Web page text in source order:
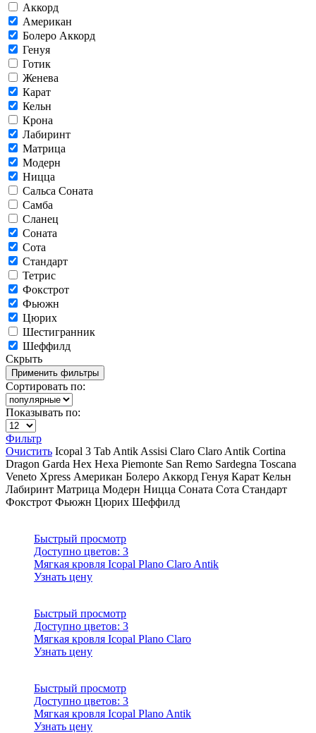
Аккорд
Американ
Болеро Аккорд
Генуя
Готик
Женева
Карат
Кельн
Крона
Лабиринт
Матрица
Модерн
Ницца
Сальса Соната
Самба
Сланец
Соната
Сота
Стандарт
Тетрис
Фокстрот
Фьюжн
Цюрих
Шестигранник
Шеффилд
Скрыть
Сортировать по:
Показывать по:
Фильтр
Очистить Icopal 3 Tab Antik Assisi Claro Claro Antik Cortina
Dragon Garda Hex Hexa Piemonte San Remo Sardegna Toscana
Veneto Xpress Американ Болеро Аккорд Генуя Карат Кельн
Лабиринт Матрица Модерн Ницца Соната Сота Стандарт
Фокстрот Фьюжн Цюрих Шеффилд
Быстрый просмотр
Доступно цветов: 3
Мягкая кровля Icopal Plano Claro Antik
Узнать цену
Быстрый просмотр
Доступно цветов: 3
Мягкая кровля Icopal Plano Claro
Узнать цену
Быстрый просмотр
Доступно цветов: 3
Мягкая кровля Icopal Plano Antik
Узнать цену